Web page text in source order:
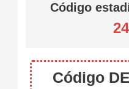
Código
Código